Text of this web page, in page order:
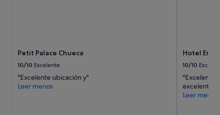
Petit Palace Chueca
10/10 Excelente
"Excelente ubicación y"
Leer menos
Hotel
10/10
"Excelente
excelente
Leer menos